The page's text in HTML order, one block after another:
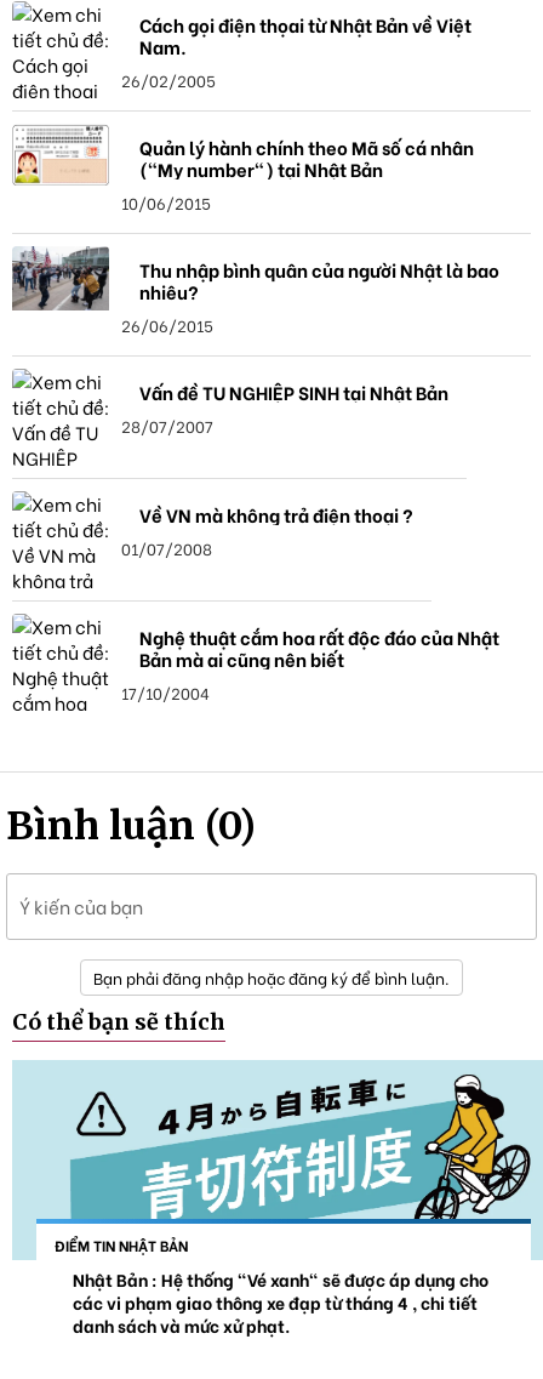
Cách gọi điện thọai từ Nhật Bản về Việt
Nam.
26/02/2005
Quản lý hành chính theo Mã số cá nhân
("My number") tại Nhật Bản
10/06/2015
Thu nhập bình quân của người Nhật là bao
nhiêu?
26/06/2015
Vấn đề TU NGHIỆP SINH tại Nhật Bản
28/07/2007
Về VN mà không trả điện thoại ?
01/07/2008
Nghệ thuật cắm hoa rất độc đáo của Nhật
Bản mà ai cũng nên biết
17/10/2004
Bình luận (0)
Ý kiến của bạn
Bạn phải đăng nhập hoặc đăng ký để bình luận.
Có thể bạn sẽ thích
ĐIỂM TIN NHẬT BẢN
Nhật Bản : Hệ thống "Vé xanh" sẽ được áp dụng cho
các vi phạm giao thông xe đạp từ tháng 4 , chi tiết
danh sách và mức xử phạt.